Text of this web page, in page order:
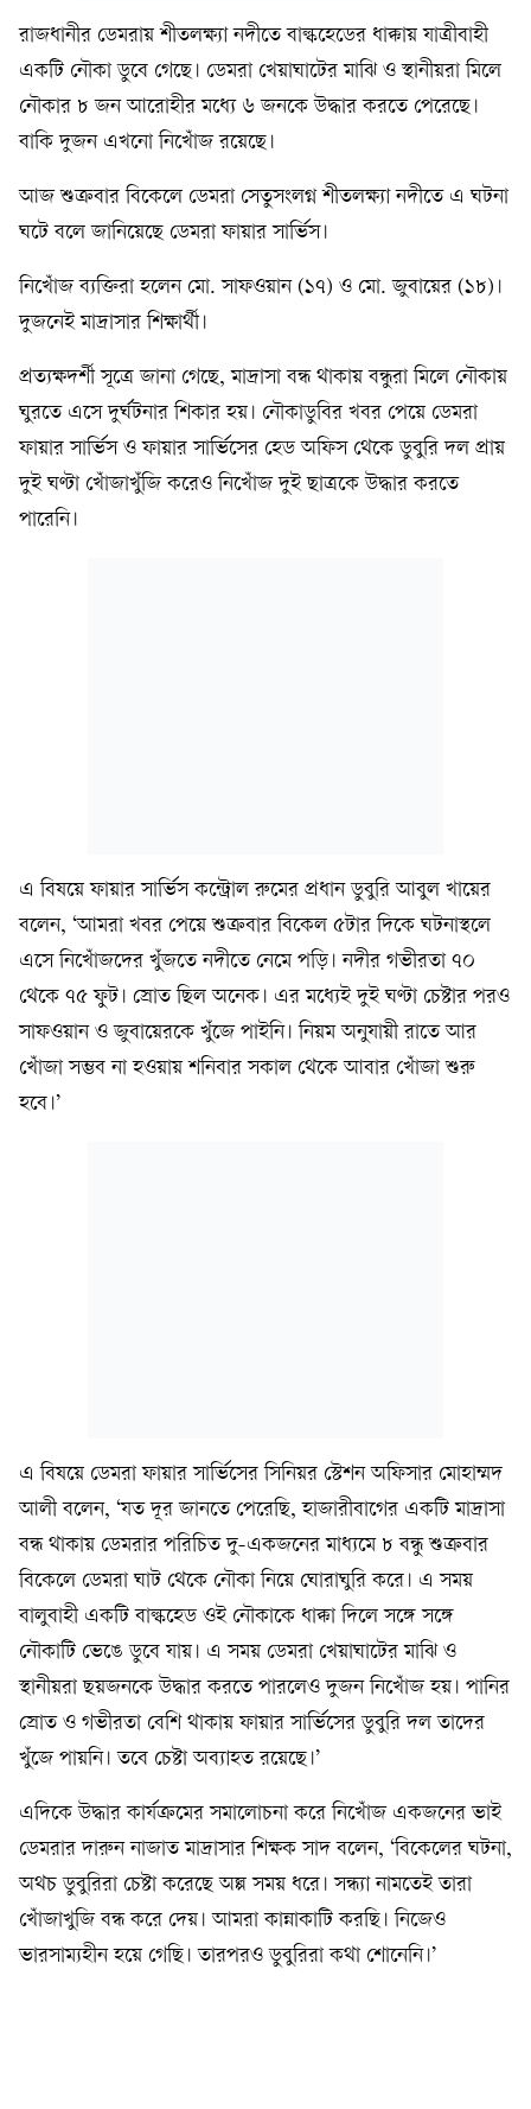
রাজধানীর ডেমরায় শীতলক্ষ্যা নদীতে বাল্কহেডের ধাক্কায় যাত্রীবাহী
একটি নৌকা ডুবে গেছে। ডেমরা খেয়াঘাটের মাঝি ও স্থানীয়রা মিলে
নৌকার ৮ জন আরোহীর মধ্যে ৬ জনকে উদ্ধার করতে পেরেছে।
বাকি দুজন এখনো নিখোঁজ রয়েছে।
আজ শুক্রবার বিকেলে ডেমরা সেতুসংলগ্ন শীতলক্ষ্যা নদীতে এ ঘটনা
ঘটে বলে জানিয়েছে ডেমরা ফায়ার সার্ভিস।
নিখোঁজ ব্যক্তিরা হলেন মো. সাফওয়ান (১৭) ও মো. জুবায়ের (১৮)।
দুজনেই মাদ্রাসার শিক্ষার্থী।
প্রত্যক্ষদর্শী সূত্রে জানা গেছে, মাদ্রাসা বন্ধ থাকায় বন্ধুরা মিলে নৌকায়
ঘুরতে এসে দুর্ঘটনার শিকার হয়। নৌকাডুবির খবর পেয়ে ডেমরা
ফায়ার সার্ভিস ও ফায়ার সার্ভিসের হেড অফিস থেকে ডুবুরি দল প্রায়
দুই ঘণ্টা খোঁজাখুঁজি করেও নিখোঁজ দুই ছাত্রকে উদ্ধার করতে
পারেনি।
এ বিষয়ে ফায়ার সার্ভিস কন্ট্রোল রুমের প্রধান ডুবুরি আবুল খায়ের
বলেন, ‘আমরা খবর পেয়ে শুক্রবার বিকেল ৫টার দিকে ঘটনাস্থলে
এসে নিখোঁজদের খুঁজতে নদীতে নেমে পড়ি। নদীর গভীরতা ৭০
থেকে ৭৫ ফুট। স্রোত ছিল অনেক। এর মধ্যেই দুই ঘণ্টা চেষ্টার পরও
সাফওয়ান ও জুবায়েরকে খুঁজে পাইনি। নিয়ম অনুযায়ী রাতে আর
খোঁজা সম্ভব না হওয়ায় শনিবার সকাল থেকে আবার খোঁজা শুরু
হবে।’
এ বিষয়ে ডেমরা ফায়ার সার্ভিসের সিনিয়র স্টেশন অফিসার মোহাম্মদ
আলী বলেন, ‘যত দূর জানতে পেরেছি, হাজারীবাগের একটি মাদ্রাসা
বন্ধ থাকায় ডেমরার পরিচিত দু-একজনের মাধ্যমে ৮ বন্ধু শুক্রবার
বিকেলে ডেমরা ঘাট থেকে নৌকা নিয়ে ঘোরাঘুরি করে। এ সময়
বালুবাহী একটি বাল্কহেড ওই নৌকাকে ধাক্কা দিলে সঙ্গে সঙ্গে
নৌকাটি ভেঙে ডুবে যায়। এ সময় ডেমরা খেয়াঘাটের মাঝি ও
স্থানীয়রা ছয়জনকে উদ্ধার করতে পারলেও দুজন নিখোঁজ হয়। পানির
স্রোত ও গভীরতা বেশি থাকায় ফায়ার সার্ভিসের ডুবুরি দল তাদের
খুঁজে পায়নি। তবে চেষ্টা অব্যাহত রয়েছে।’
এদিকে উদ্ধার কার্যক্রমের সমালোচনা করে নিখোঁজ একজনের ভাই
ডেমরার দারুন নাজাত মাদ্রাসার শিক্ষক সাদ বলেন, ‘বিকেলের ঘটনা,
অথচ ডুবুরিরা চেষ্টা করেছে অল্প সময় ধরে। সন্ধ্যা নামতেই তারা
খোঁজাখুজি বন্ধ করে দেয়। আমরা কান্নাকাটি করছি। নিজেও
ভারসাম্যহীন হয়ে গেছি। তারপরও ডুবুরিরা কথা শোনেনি।’